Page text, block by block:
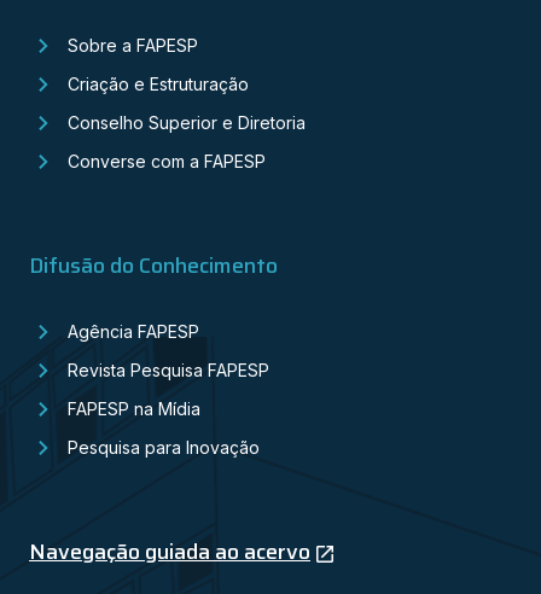
Sobre a FAPESP
Criação e Estruturação
Conselho Superior e Diretoria
Converse com a FAPESP
Difusão do Conhecimento
Agência FAPESP
Revista Pesquisa FAPESP
FAPESP na Mídia
Pesquisa para Inovação
Navegação guiada ao acervo